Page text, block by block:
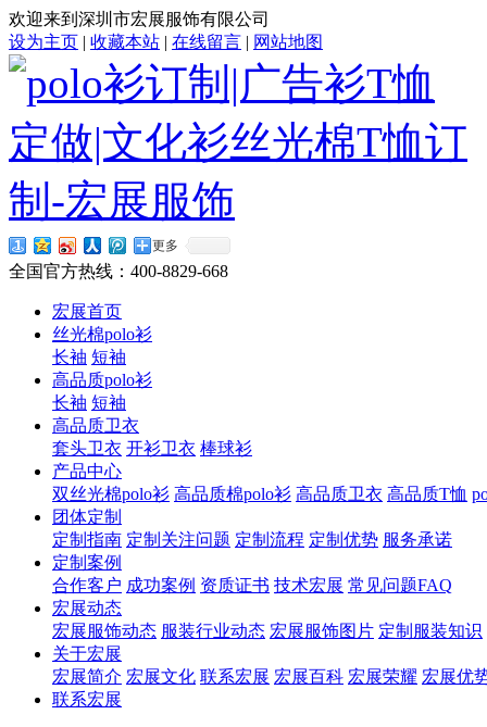
欢迎来到深圳市宏展服饰有限公司
设为主页 | 收藏本站 | 在线留言 | 网站地图
更多
全国官方热线： 400-8829-668
宏展首页
丝光棉polo衫
长袖 短袖
高品质polo衫
长袖 短袖
高品质卫衣
套头卫衣 开衫卫衣 棒球衫
产品中心
双丝光棉polo衫 高品质棉polo衫 高品质卫衣 高品质T恤
团体定制
定制指南 定制关注问题 定制流程 定制优势 服务承诺
定制案例
合作客户 成功案例 资质证书 技术宏展 常见问题FAQ
宏展动态
宏展服饰动态 服装行业动态 宏展服饰图片 定制服装知识
关于宏展
宏展简介 宏展文化 联系宏展 宏展百科 宏展荣耀 宏展优
联系宏展